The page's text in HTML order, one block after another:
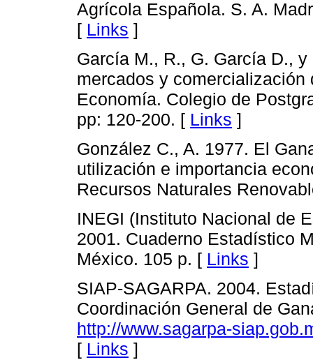
Agrícola Española. S. A.
[ Links ]
García M., R., G. García D.,
mercados y
Economía. Colegio de
pp: 120-200. [ Links ]
González C., A. 1977. El
utilización e importancia
Recursos Naturales
INEGI (Instituto Nacional de
2001. Cuaderno Estadístico
México. 105 p. [ Links ]
SIAP-SAGARPA. 2004.
Coordinación General de
http://www.sagarpa-
[ Links ]